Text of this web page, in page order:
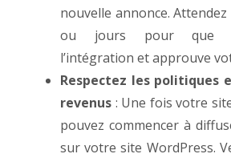
nouvelle annonce.
ou jours pour que
l’intégration et approuve
Respectez les politiques
revenus : Une fois votre
pouvez commencer à
sur votre site WordPress.